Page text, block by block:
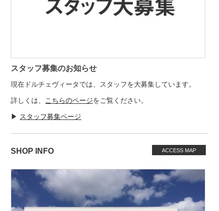
スタッフ募集のお知らせ
現在ドルチェヴィータでは、スタッフを大募集しています。
詳しくは、 こちらのページをご覧ください。
▶ スタッフ募集ページ
SHOP INFO ACCESS MAP